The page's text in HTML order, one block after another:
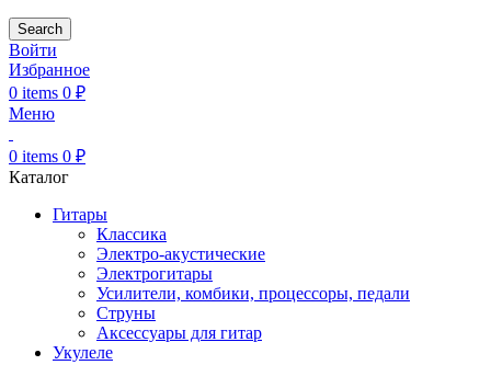
Search
Войти
Избранное
0 items 0 ₽
Меню
0 items 0 ₽
Каталог
Гитары
Классика
Электро-акустические
Электрогитары
Усилители, комбики, процессоры, педали
Струны
Аксессуары для гитар
Укулеле